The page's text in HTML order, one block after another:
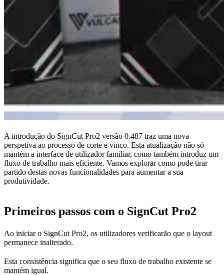
A introdução do SignCut Pro2 versão 0.487 traz uma nova
perspetiva ao processo de corte e vinco. Esta atualização não só
mantém a interface de utilizador familiar, como também introduz um
fluxo de trabalho mais eficiente. Vamos explorar como pode tirar
partido destas novas funcionalidades para aumentar a sua
produtividade.
Primeiros passos com o SignCut Pro2
Ao iniciar o SignCut Pro2, os utilizadores verificarão que o layout
permanece inalterado.
Esta consistência significa que o seu fluxo de trabalho existente se
mantém igual.